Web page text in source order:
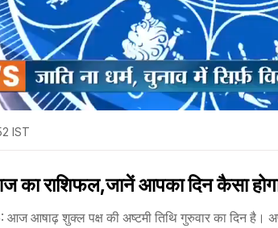
IST
राशिफल,जानें आपका दिन कैसा
आषाढ़ शुक्ल पक्ष की अष्टमी तिथि गुरुवार का दिन है।